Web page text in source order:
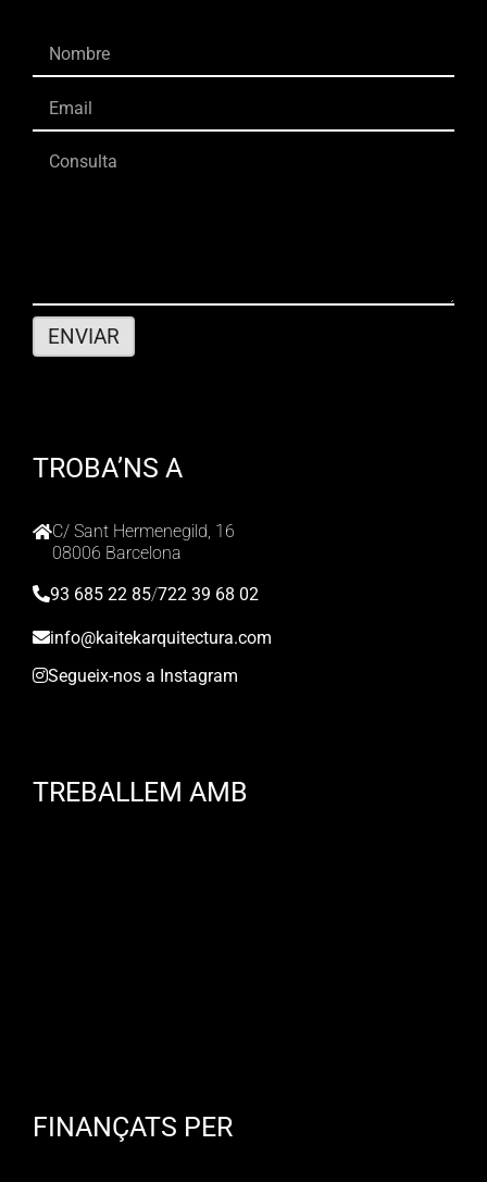
TROBA’NS A
C/ Sant Hermenegild, 16
08006 Barcelona
93 685 22 85/722 39 68 02
info@kaitekarquitectura.com
Segueix-nos a Instagram
TREBALLEM AMB
FINANÇATS PER